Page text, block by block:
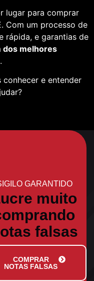
lugar para comprar
Com um processo de
rápida, e garantias de
dos melhores
.
conhecer e entender
GARANTIDO
muito
falsas
COMPRAR
NOTAS FALSAS